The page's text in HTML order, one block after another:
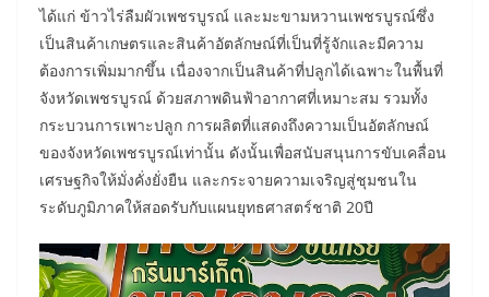
ได้แก่ ข้าวไร่ลืมผัวเพชรบูรณ์ และมะขามหวานเพชรบูรณ์ซึ่ง
เป็นสินค้าเกษตรและสินค้าอัตลักษณ์ที่เป็นที่รู้จักและมีความ
ต้องการเพิ่มมากขึ้น เนื่องจากเป็นสินค้าที่ปลูกได้เฉพาะในพื้นที่
จังหวัดเพชรบูรณ์ ด้วยสภาพดินฟ้าอากาศที่เหมาะสม รวมทั้ง
กระบวนการเพาะปลูก การผลิตที่แสดงถึงความเป็นอัตลักษณ์
ของจังหวัดเพชรบูรณ์เท่านั้น ดังนั้นเพื่อสนับสนุนการขับเคลื่อน
เศรษฐกิจให้มั่งคั่งยั่งยืน และกระจายความเจริญสู่ชุมชนใน
ระดับภูมิภาคให้สอดรับกับแผนยุทธศาสตร์ชาติ 20ปี